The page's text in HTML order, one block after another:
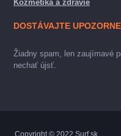
Kozmetika a zdravie
DOSTÁVAJTE
Žiadny spam, len zaujímavé
nechať újsť.
Copyright © 2022 Surf.sk